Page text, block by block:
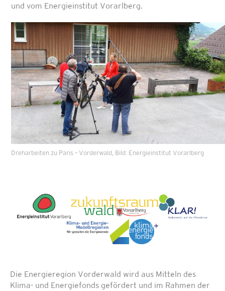
und vom Energieinstitut Vorarlberg.
Dreharbeiten zu Paris – Vorderwald, Bild: Energieinstitut Vorarlberg
Die Energieregion Vorderwald wird aus Mitteln des
Klima- und Energiefonds gefördert und im Rahmen der